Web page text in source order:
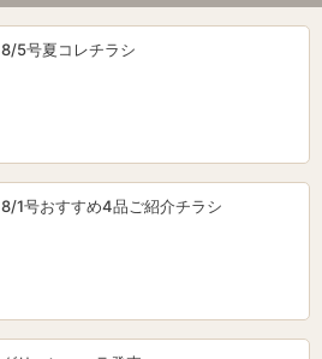
8/5号夏コレチラシ
8/1号おすすめ4品ご紹介チラシ